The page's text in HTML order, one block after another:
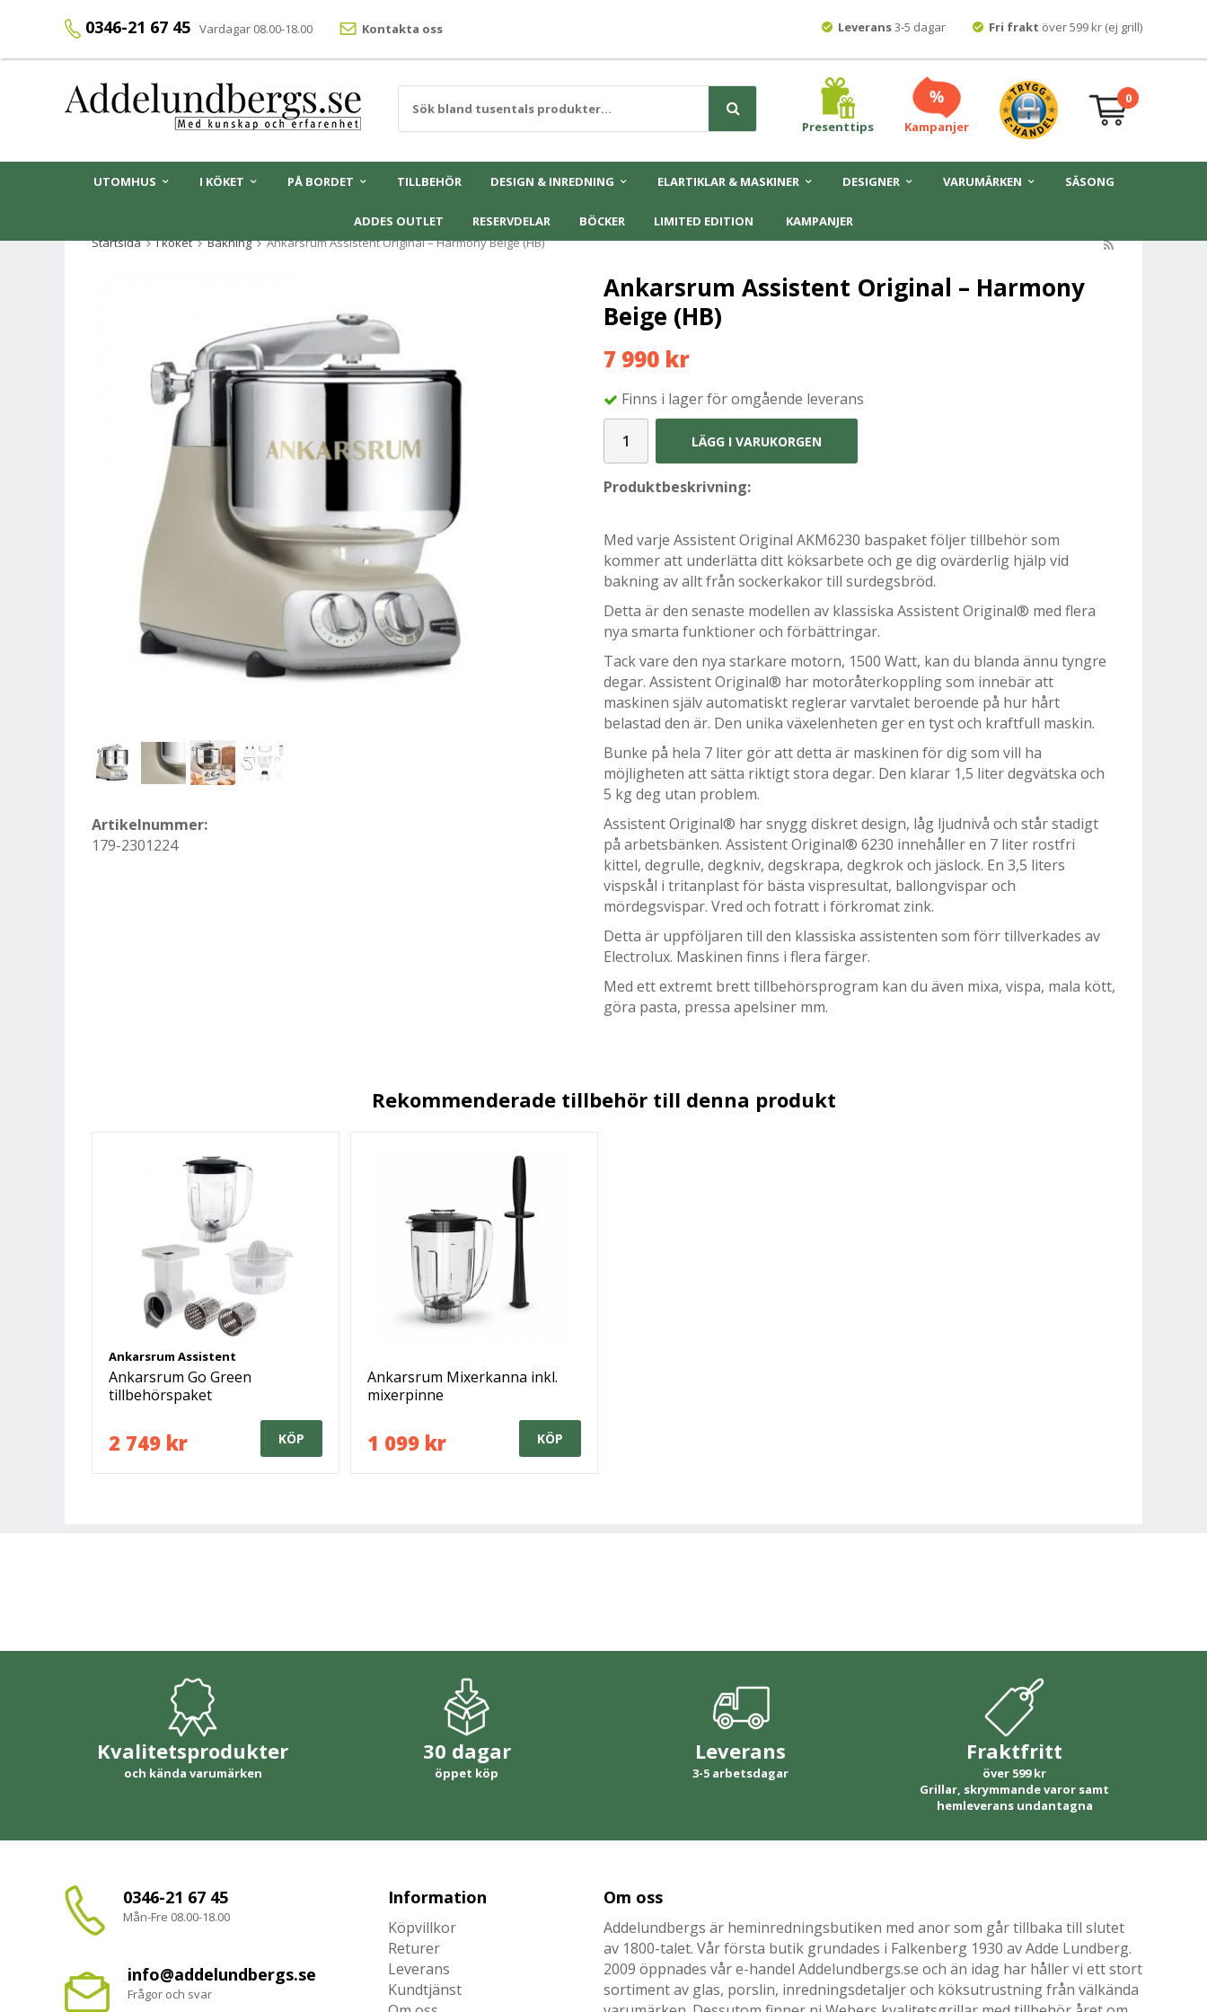
0346-21 67 45 Vardagar 08.00-18.00 Kontakta oss Leverans3-5 dagar Fri frakt över 599 kr (ej grill)
Presenttips Kampanjer
0
UTOMHUS I KÖKET PÅ BORDET TILLBEHÖR DESIGN & INREDNING ELARTIKLAR & MASKINER DESIGNER VARUMÄRKEN SÄSONG
ADDES OUTLET RESERVDELAR BÖCKER LIMITED EDITION
KAMPANJER
Startsida
I köket Bakning Ankarsrum Assistent Original – Harmony Beige (HB)
Ankarsrum Assistent Original – Harmony
Beige (HB)
7 990 kr
Finns i lager för omgående leverans
LÄGG I VARUKORGEN
Produktbeskrivning:
Med varje Assistent Original AKM6230 baspaket följer tillbehör som
kommer att underlätta ditt köksarbete och ge dig ovärderlig hjälp vid
bakning av allt från sockerkakor till surdegsbröd.
Detta är den senaste modellen av klassiska Assistent Original® med flera
nya smarta funktioner och förbättringar.
Tack vare den nya starkare motorn, 1500 Watt, kan du blanda ännu tyngre
degar. Assistent Original® har motoråterkoppling som innebär att
maskinen själv automatiskt reglerar varvtalet beroende på hur hårt
belastad den är. Den unika växelenheten ger en tyst och kraftfull maskin.
Bunke på hela 7 liter gör att detta är maskinen för dig som vill ha
möjligheten att sätta riktigt stora degar. Den klarar 1,5 liter degvätska och
5 kg deg utan problem.
Assistent Original® har snygg diskret design, låg ljudnivå och står stadigt
på arbetsbänken. Assistent Original® 6230 innehåller en 7 liter rostfri
kittel, degrulle, degkniv, degskrapa, degkrok och jäslock. En 3,5 liters
vispskål i tritanplast för bästa vispresultat, ballongvispar och
mördegsvispar. Vred och fotratt i förkromat zink.
Detta är uppföljaren till den klassiska assistenten som förr tillverkades av
Electrolux. Maskinen finns i flera färger.
Med ett extremt brett tillbehörsprogram kan du även mixa, vispa, mala kött,
göra pasta, pressa apelsiner mm.
Artikelnummer:
179-2301224
Rekommenderade tillbehör till denna produkt
Ankarsrum Assistent
Ankarsrum Go Green
tillbehörspaket
2 749 kr KÖP
Ankarsrum Mixerkanna inkl.
mixerpinne
1 099 kr KÖP
Kvalitetsprodukter
och kända varumärken
30 dagar
öppet köp
Leverans
3-5 arbetsdagar
Fraktfritt
över 599 kr
Grillar, skrymmande varor samt
hemleverans undantagna
0346-21 67 45
Mån-Fre 08.00-18.00
info@addelundbergs.se
Frågor och svar
Information
Köpvillkor
Returer
Leverans
Kundtjänst
Om oss
Addelundbergs är heminredningsbutiken med anor som går tillbaka till slutet
av 1800-talet. Vår första butik grundades i Falkenberg 1930 av Adde Lundberg.
2009 öppnades vår e-handel Addelundbergs.se och än idag har håller vi ett stort
sortiment av glas, porslin, inredningsdetaljer och köksutrustning från välkända